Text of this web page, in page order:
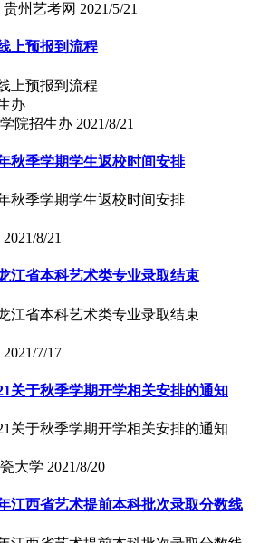
贵州艺考网 2021/5/21
上预报到流程
上预报到流程
院招生办 2021/8/21
秋季学期学生返校时间安排
秋季学期学生返校时间安排
2021/8/21
江省本科艺术类专业录取结束
江省本科艺术类专业录取结束
2021/7/17
关于秋季学期开学相关安排的通知
关于秋季学期开学相关安排的通知
大学 2021/8/20
江西省艺术提前本科批次录取分数线